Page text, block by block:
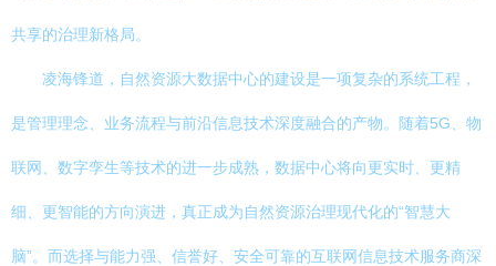
共享的治理新格局。
凌海锋道，自然资源大数据中心的建设是一项复杂的系统工程，
是管理理念、业务流程与前沿信息技术深度融合的产物。随着5G、物
联网、数字孪生等技术的进一步成熟，数据中心将向更实时、更精
细、更智能的方向演进，真正成为自然资源治理现代化的“智慧大
脑”。而选择与能力强、信誉好、安全可靠的互联网信息技术服务商深